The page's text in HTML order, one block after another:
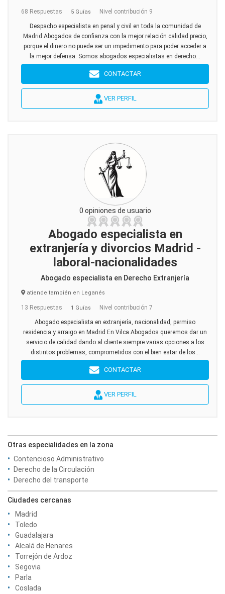
68 Respuestas 5 Guías Nivel contribución 9
Despacho especialista en penal y civil en toda la comunidad de
Madrid Abogados de confianza con la mejor relación calidad precio,
porque el dinero no puede ser un impedimento para poder acceder a
la mejor defensa. Somos abogados especialistas en derecho...
CONTACTAR
VER PERFIL
0 opiniones de usuario
Abogado especialista en
extranjería y divorcios Madrid -
laboral-nacionalidades
Abogado especialista en Derecho Extranjería
atiende también en Leganés
13 Respuestas 1 Guías Nivel contribución 7
Abogado especialista en extranjería, nacionalidad, permiso
residencia y arraigo en Madrid En Vilca Abogados queremos dar un
servicio de calidad dando al cliente siempre varias opciones a los
distintos problemas, comprometidos con el bien estar de los...
CONTACTAR
VER PERFIL
Otras especialidades en la zona
Contencioso Administrativo
Derecho de la Circulación
Derecho del transporte
Ciudades cercanas
Madrid
Toledo
Guadalajara
Alcalá de Henares
Torrejón de Ardoz
Segovia
Parla
Coslada